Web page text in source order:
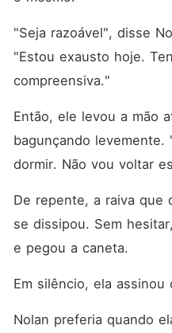
"Seja razoável", disse
"Estou exausto hoje.
compreensiva."
Então, ele levou a mão
bagunçando levemente.
dormir. Não vou voltar
De repente, a raiva que
se dissipou. Sem
e pegou a caneta.
Em silêncio, ela
Nolan preferia quando